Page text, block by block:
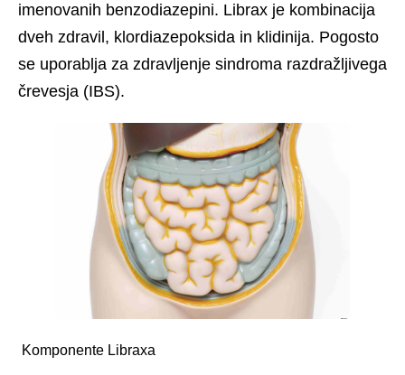
imenovanih benzodiazepini. Librax je kombinacija
dveh zdravil, klordiazepoksida in klidinija. Pogosto
se uporablja za zdravljenje sindroma razdražljivega
črevesja (IBS).
Komponente Libraxa